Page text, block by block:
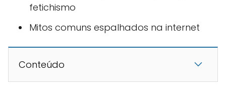
fetichismo
Mitos comuns espalhados na internet
Conteúdo